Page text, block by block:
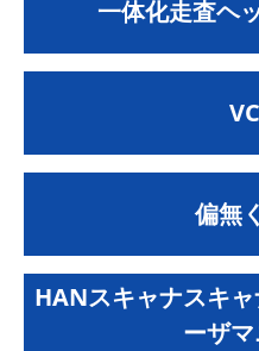
一体化走査ヘ
偏無
HANスキャナスキ
ーザ